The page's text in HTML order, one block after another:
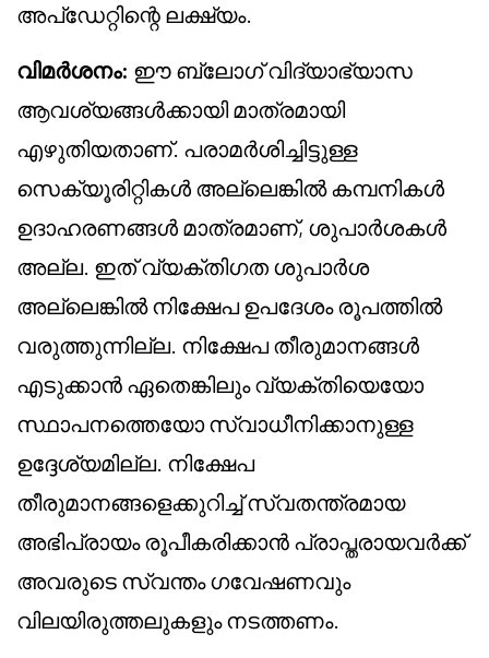
അപ്ഡേറ്റിന്റെ ലക്ഷ്യം.
വിമർശനം: ഈ ബ്ലോഗ് വിദ്യാഭ്യാസ
ആവശ്യങ്ങൾക്കായി മാത്രമായി
എഴുതിയതാണ്. പരാമർശിച്ചിട്ടുള്ള
സെക്യൂരിറ്റികൾ അല്ലെങ്കിൽ കമ്പനികൾ
ഉദാഹരണങ്ങൾ മാത്രമാണ്, ശുപാർശകൾ
അല്ല. ഇത് വ്യക്തിഗത ശുപാർശ
അല്ലെങ്കിൽ നിക്ഷേപ ഉപദേശം രൂപത്തിൽ
വരുത്തുന്നില്ല. നിക്ഷേപ തീരുമാനങ്ങൾ
എടുക്കാൻ ഏതെങ്കിലും വ്യക്തിയെയോ
സ്ഥാപനത്തെയോ സ്വാധീനിക്കാനുള്ള
ഉദ്ദേശ്യമില്ല. നിക്ഷേപ
തീരുമാനങ്ങളെക്കുറിച്ച് സ്വതന്ത്രമായ
അഭിപ്രായം രൂപീകരിക്കാൻ പ്രാപ്തരായവർക്ക്
അവരുടെ സ്വന്തം ഗവേഷണവും
വിലയിരുത്തലുകളും നടത്തണം.